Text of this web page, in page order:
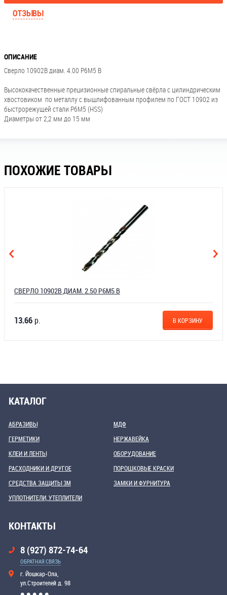
ОТЗЫВЫ
ОПИСАНИЕ
Сверло 10902В диам. 4.00 Р6М5 В
Высококачественные прецизионные спиральные свёрла с цилиндрическим
хвостовиком по металлу с вышлифованным профилем по ГОСТ 10902 из
быстрорежущей стали Р6М5 (HSS)
Диаметры от 2,2 мм до 15 мм
ПОХОЖИЕ ТОВАРЫ
СВЕРЛО 10902В ДИАМ. 2.50 Р6М5 В
13.66 р. В КОРЗИНУ
КАТАЛОГ
АБРАЗИВЫ
ГЕРМЕТИКИ
КЛЕИ И ЛЕНТЫ
МДФ
НЕРЖАВЕЙКА
ОБОРУДОВАНИЕ
РАСХОДНИКИ И ДРУГОЕ
СРЕДСТВА ЗАЩИТЫ 3М
УПЛОТНИТЕЛИ, УТЕПЛИТЕЛИ
ПОРОШКОВЫЕ КРАСКИ
ЗАМКИ И ФУРНИТУРА
КОНТАКТЫ
8 (927) 872-74-64
ОБРАТНАЯ СВЯЗЬ
г. Йошкар-Ола,
ул.Строителей д. 98